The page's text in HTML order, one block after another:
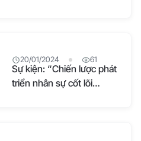
20/01/2024 61
Sự kiện: “Chiến lược phát
triển nhân sự cốt lõi